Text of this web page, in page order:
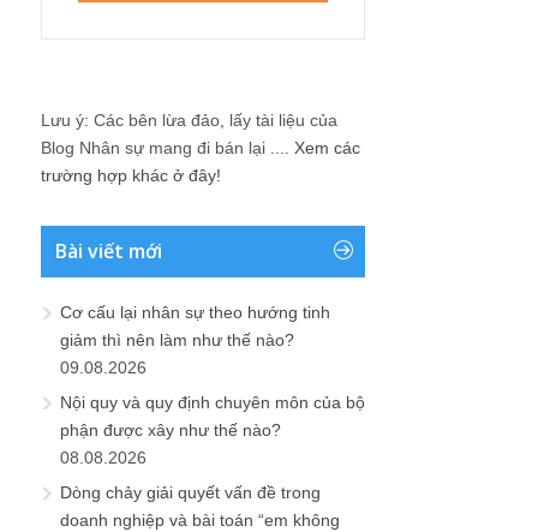
Lưu ý: Các bên lừa đảo, lấy tài liệu của
Blog Nhân sự mang đi bán lại .... Xem các
trường hợp khác ở đây!
Bài viết mới
Cơ cấu lại nhân sự theo hướng tinh
giảm thì nên làm như thế nào?
09.08.2026
Nội quy và quy định chuyên môn của bộ
phận được xây như thế nào?
08.08.2026
Dòng chảy giải quyết vấn đề trong
doanh nghiệp và bài toán “em không